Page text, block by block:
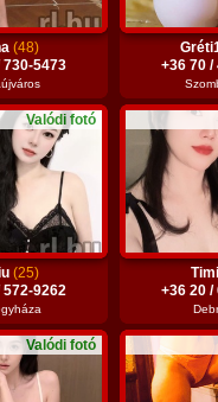
(48)
730-5473
+36 70 /
Valódi fotó
(25)
572-9262
+36 20 /
Valódi fotó